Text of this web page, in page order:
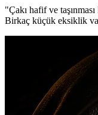
"Çakı hafif ve
Birkaç küçük eksiklik